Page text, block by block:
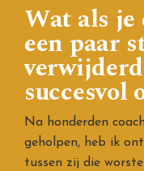
Wat als
een paar
succesvol
Na honderden
geholpen, heb ik
tussen zij die